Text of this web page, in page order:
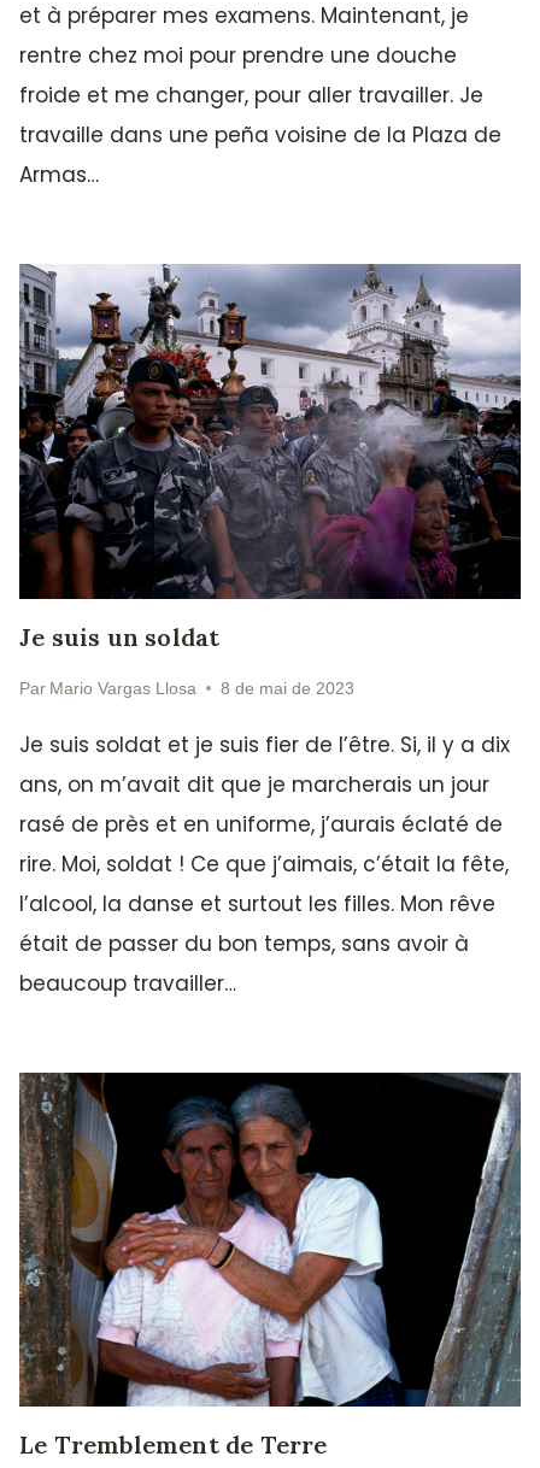
et à préparer mes examens. Maintenant, je
rentre chez moi pour prendre une douche
froide et me changer, pour aller travailler. Je
travaille dans une peña voisine de la Plaza de
Armas…
Je suis un soldat
Par Mario Vargas Llosa 8 de mai de 2023
Je suis soldat et je suis fier de l’être. Si, il y a dix
ans, on m’avait dit que je marcherais un jour
rasé de près et en uniforme, j’aurais éclaté de
rire. Moi, soldat ! Ce que j’aimais, c’était la fête,
l’alcool, la danse et surtout les filles. Mon rêve
était de passer du bon temps, sans avoir à
beaucoup travailler…
Le Tremblement de Terre